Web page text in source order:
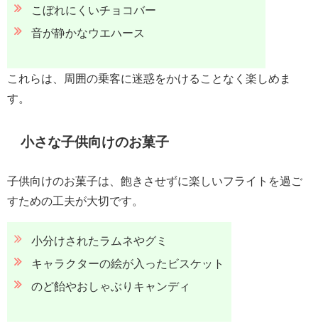
こぼれにくいチョコバー
音が静かなウエハース
これらは、周囲の乗客に迷惑をかけることなく楽しめま
す。
小さな子供向けのお菓子
子供向けのお菓子は、飽きさせずに楽しいフライトを過ご
すための工夫が大切です。
小分けされたラムネやグミ
キャラクターの絵が入ったビスケット
のど飴やおしゃぶりキャンディ